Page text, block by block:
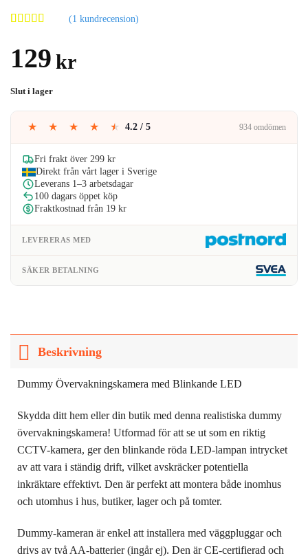
baserat på
kundrecension
(1 kundrecension)
129 kr
Slut i lager
★ ★ ★ ★ ★ 4.2 / 5 934 omdömen
Fri frakt över 299 kr
Direkt från vårt lager i Sverige
Leverans 1–3 arbetsdagar
100 dagars öppet köp
Fraktkostnad från 19 kr
LEVERERAS MED
SÄKER BETALNING
Beskrivning
Dummy Övervakningskamera med Blinkande LED
Skydda ditt hem eller din butik med denna realistiska dummy
övervakningskamera! Utformad för att se ut som en riktig
CCTV-kamera, ger den blinkande röda LED-lampan intrycket
av att vara i ständig drift, vilket avskräcker potentiella
inkräktare effektivt. Den är perfekt att montera både inomhus
och utomhus i hus, butiker, lager och på tomter.
Dummy-kameran är enkel att installera med väggpluggar och
drivs av två AA-batterier (ingår ej). Den är CE-certifierad och